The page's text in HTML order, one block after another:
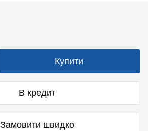
Купити
В кредит
Замовити швидко